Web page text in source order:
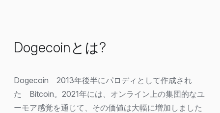
Dogecoinとは?
Dogecoin 2013年後半にパロディとして作成され
た Bitcoin。2021年には、オンライン上の集団的なユ
ーモア感覚を通じて、その価値は大幅に増加しました